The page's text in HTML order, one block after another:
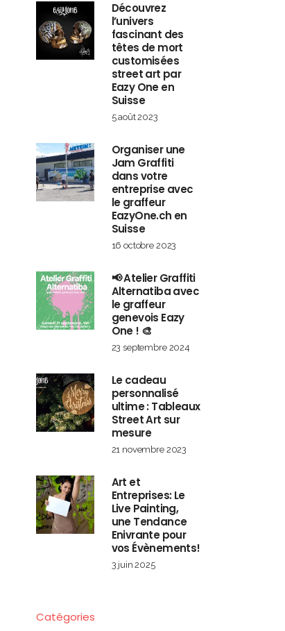
Découvrez
l’univers
fascinant des
têtes de mort
customisées
street art par
Eazy One en
Suisse
5 août 2023
Organiser une
Jam Graffiti
dans votre
entreprise avec
le graffeur
EazyOne.ch en
Suisse
16 octobre 2023
📢 Atelier Graffiti
Alternatiba avec
le graffeur
genevois Eazy
One ! 🎨
23 septembre 2024
Le cadeau
personnalisé
ultime : Tableaux
Street Art sur
mesure
21 novembre 2023
Art et
Entreprises: Le
Live Painting,
une Tendance
Enivrante pour
vos Évènements!
3 juin 2025
Catégories